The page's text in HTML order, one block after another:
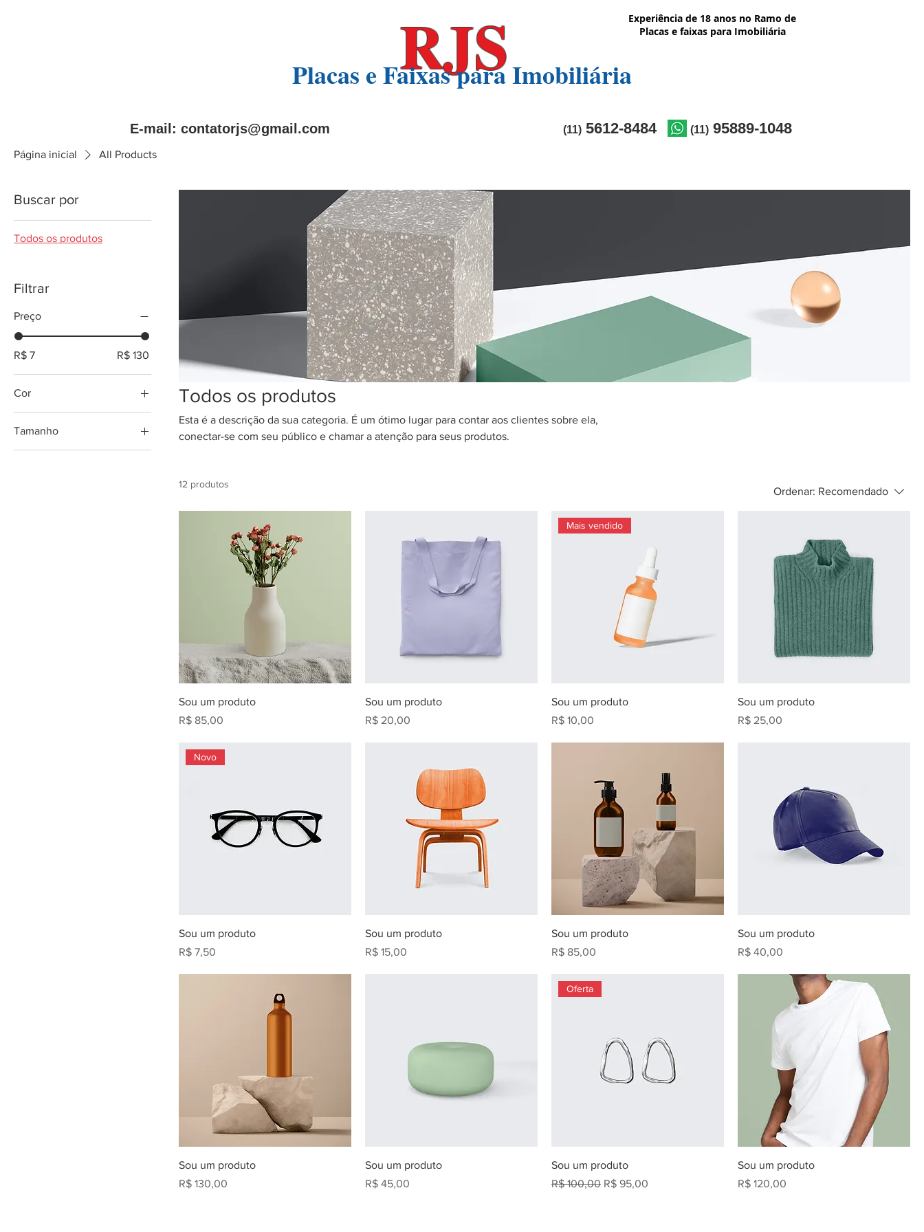
RJS
Placas e Faixas para Imobiliária
Experiência de 18 anos no Ramo de
Placas e faixas para Imobiliária
E-mail: contatorjs@gmail.com (11) 5612-8484 (11) 95889-1048
Página inicial All Products
Buscar por
Todos os produtos
Filtrar
Preço
R$ 7 R$ 130
Cor
Tamanho
Todos os produtos
Esta é a descrição da sua categoria. É um ótimo lugar para contar aos clientes sobre ela,
conectar-se com seu público e chamar a atenção para seus produtos.
12 produtos
Ordenar: Recomendado
Sou um produto
Preço
R$ 85,00
Sou um produto
Preço
R$ 20,00
Mais vendido
Sou um produto
Preço
R$ 10,00
Sou um produto
Preço
R$ 25,00
Novo
Sou um produto
Preço
R$ 7,50
Sou um produto
Preço
R$ 15,00
Sou um produto
Preço
R$ 85,00
Sou um produto
Preço
R$ 40,00
Sou um produto
Preço
R$ 130,00
Sou um produto
Preço
R$ 45,00
Oferta
Sou um produto
Preço normal
R$ 100,00 Preço promocional
R$ 95,00
Sou um produto
Preço
R$ 120,00